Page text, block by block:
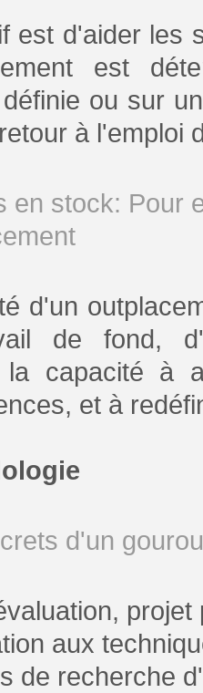
est d'aider les
est
ou sur
à l'emploi
d'un
de fond,
la capacité à
et à
aux
de recherche